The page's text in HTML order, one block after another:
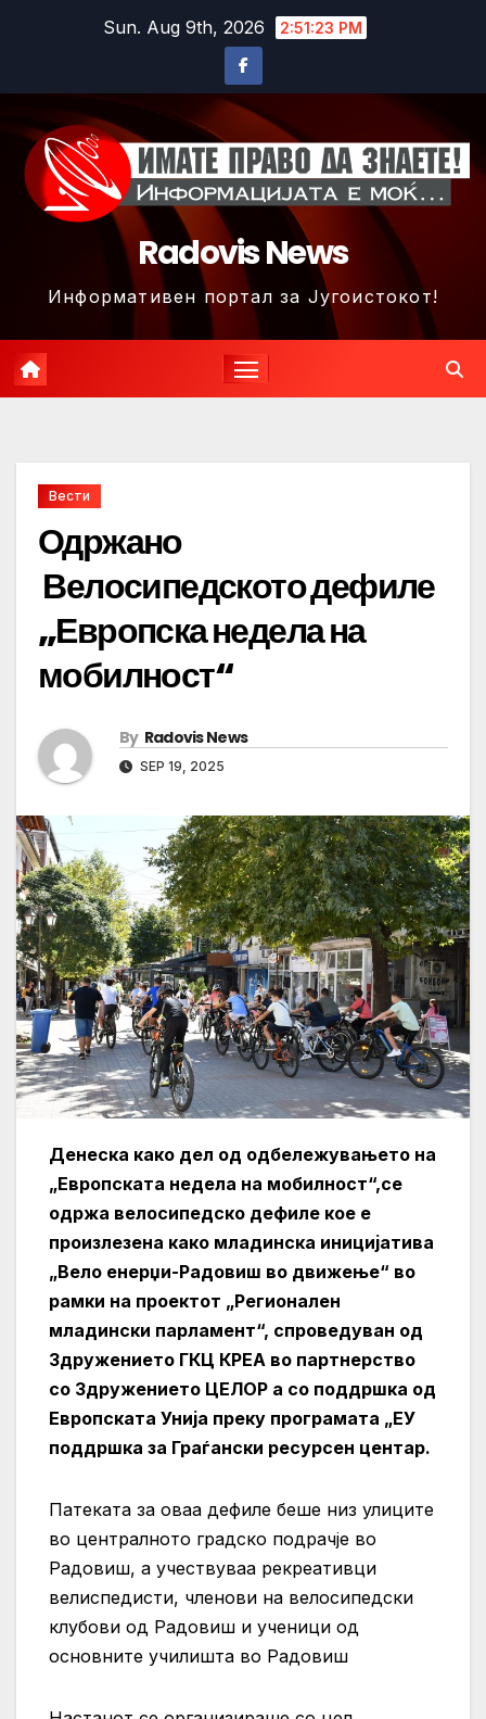
Sun. Aug 9th, 2026 2:51:26 PM
Radovis News
Информативен портал за Југоистокот!
Вести
Одржано
Велосипедското дефиле
„Европска недела на
мобилност“
By Radovis News
SEP 19, 2025
Денеска како дел од одбележувањето на
„Европската недела на мобилност“,се
одржа велосипедско дефиле кое е
произлезена како младинска иницијатива
„Вело енерџи-Радовиш во движење“ во
рамки на проектот „Регионален
младински парламент“, спроведуван од
Здружението ГКЦ КРЕА во партнерство
со Здружението ЦЕЛОР а со поддршка од
Европската Унија преку програмата „ЕУ
поддршка за Граѓански ресурсен центар.
Патеката за оваа дефиле беше низ улиците
во централното градско подрачје во
Радовиш, a учествуваа рекреативци
велиспедисти, членови на велосипедски
клубови од Радовиш и ученици од
основните училишта во Радовиш